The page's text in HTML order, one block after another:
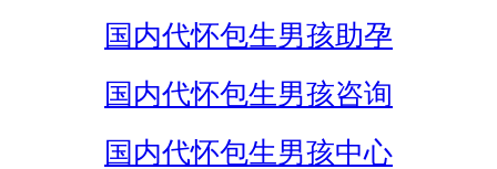
国内代怀包生男孩助孕
国内代怀包生男孩咨询
国内代怀包生男孩中心